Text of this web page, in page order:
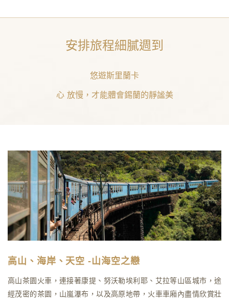
安排旅程細膩週到
悠遊斯里蘭卡
心 放慢，才能體會錫蘭的靜謐美
高山、海岸、天空 -山海空之戀
高山茶園火車，連接著康提、努沃勒埃利耶、艾拉等山區城市，途
經茂密的茶園，山嵐瀑布，以及高原地帶，火車車廂內盡情欣賞壯